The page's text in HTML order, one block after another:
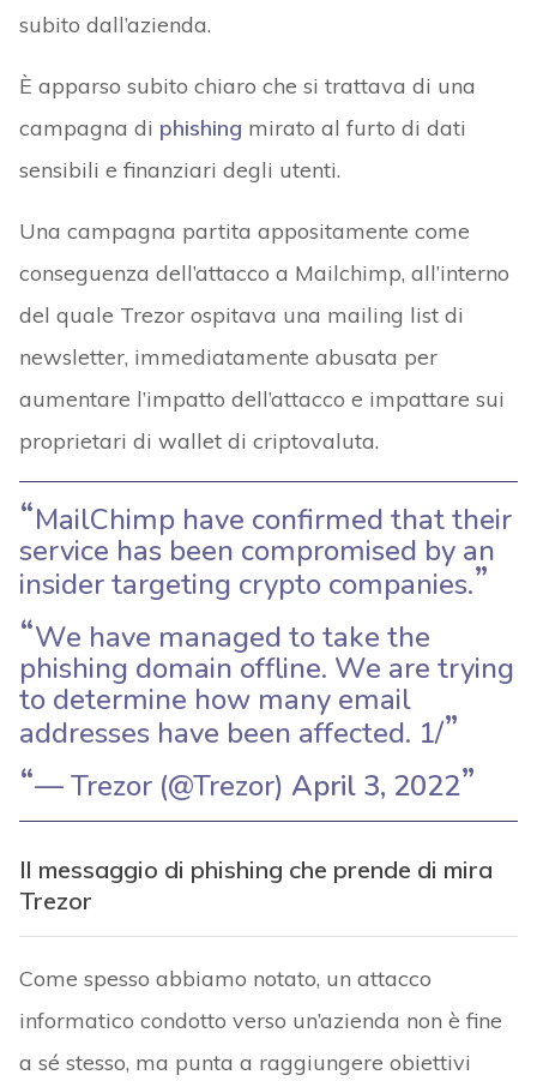
subito dall’azienda.
È apparso subito chiaro che si trattava di una
campagna di phishing mirato al furto di dati
sensibili e finanziari degli utenti.
Una campagna partita appositamente come
conseguenza dell’attacco a Mailchimp, all’interno
del quale Trezor ospitava una mailing list di
newsletter, immediatamente abusata per
aumentare l’impatto dell’attacco e impattare sui
proprietari di wallet di criptovaluta.
MailChimp have confirmed that their
service has been compromised by an
insider targeting crypto companies.
We have managed to take the
phishing domain offline. We are trying
to determine how many email
addresses have been affected. 1/
— Trezor (@Trezor) April 3, 2022
Il messaggio di phishing che prende di mira
Trezor
Come spesso abbiamo notato, un attacco
informatico condotto verso un’azienda non è fine
a sé stesso, ma punta a raggiungere obiettivi